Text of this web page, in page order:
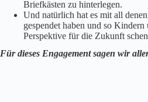
Briefkästen zu hinterlegen.
Und natürlich hat es mit all
gespendet haben und so
Perspektive für die Zukunft
Für dieses Engagement sagen wir